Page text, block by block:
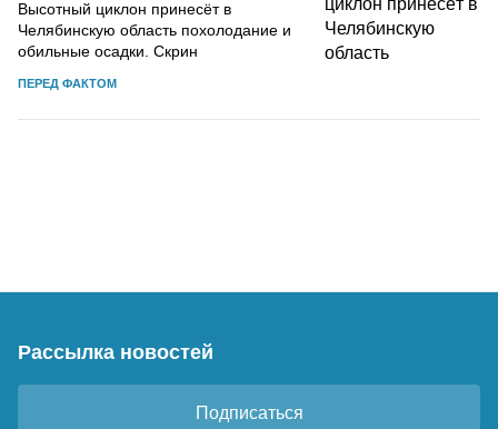
Высотный циклон принесёт в
Челябинскую область похолодание и
обильные осадки. Скрин
ПЕРЕД ФАКТОМ
Рассылка новостей
Подписаться